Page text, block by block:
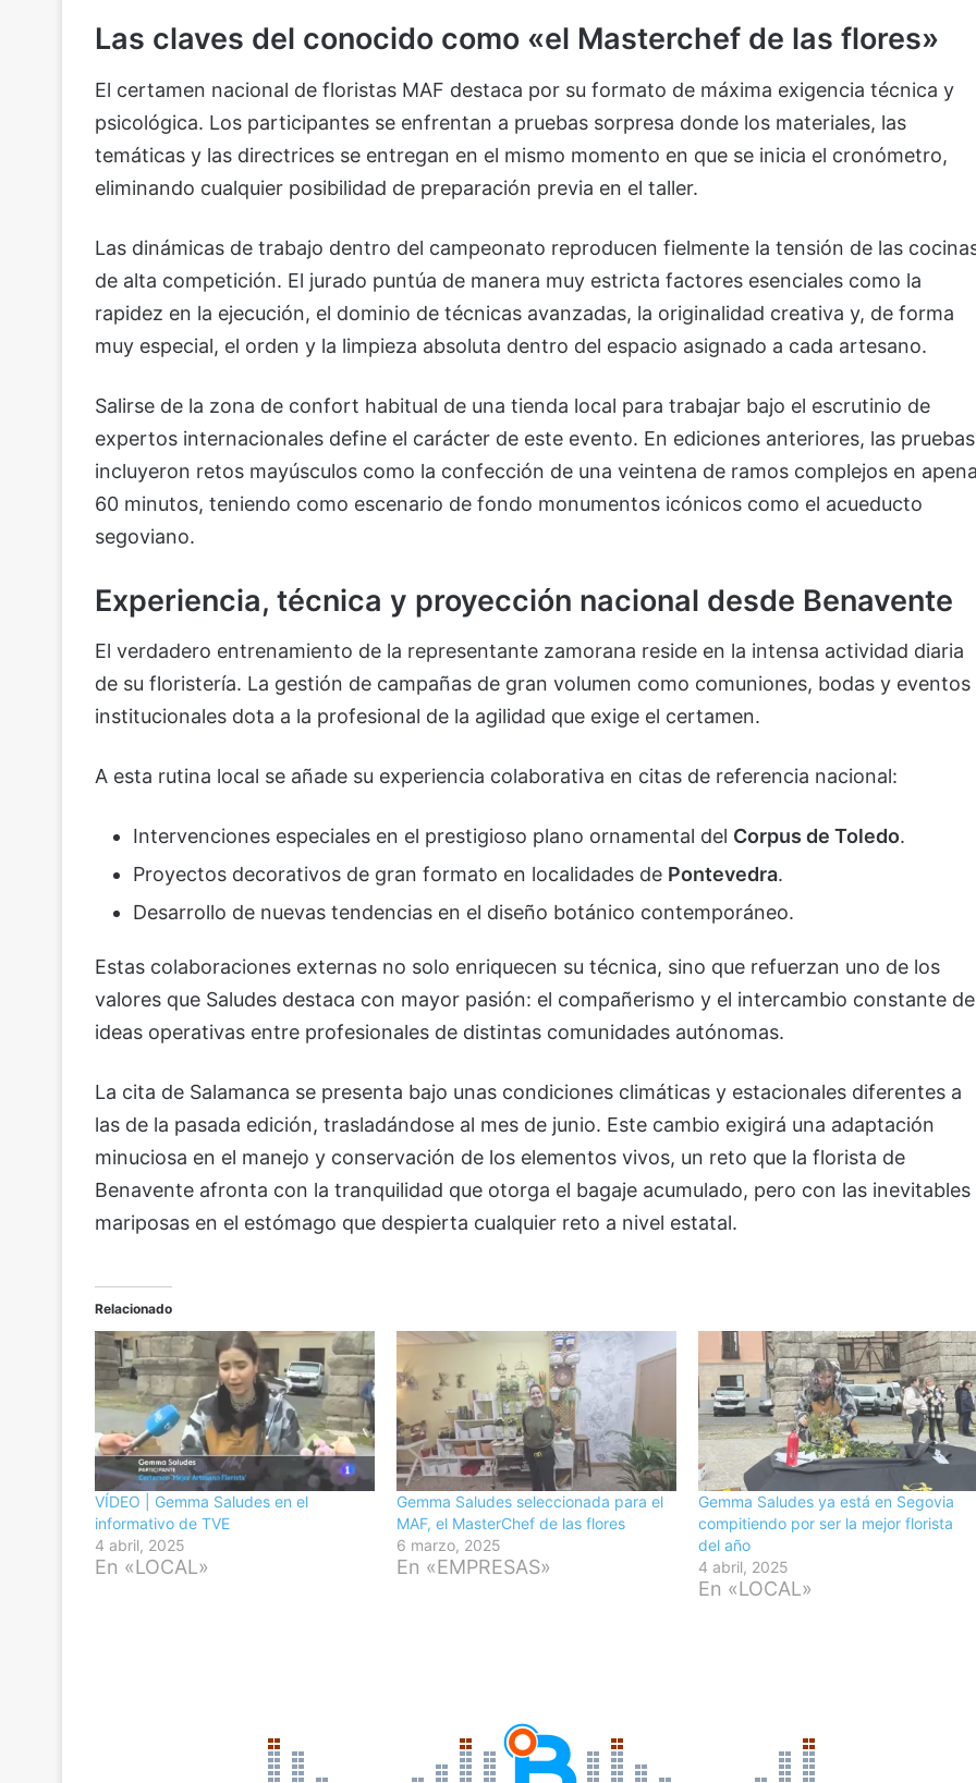
Las claves del conocido como «el Masterchef de las flores»
El certamen nacional de floristas MAF destaca por su formato de máxima exigencia técnica y
psicológica. Los participantes se enfrentan a pruebas sorpresa donde los materiales, las
temáticas y las directrices se entregan en el mismo momento en que se inicia el cronómetro,
eliminando cualquier posibilidad de preparación previa en el taller.
Las dinámicas de trabajo dentro del campeonato reproducen fielmente la tensión de las
de alta competición. El jurado puntúa de manera muy estricta factores esenciales como la
rapidez en la ejecución, el dominio de técnicas avanzadas, la originalidad creativa y, de forma
muy especial, el orden y la limpieza absoluta dentro del espacio asignado a cada artesano.
Salirse de la zona de confort habitual de una tienda local para trabajar bajo el escrutinio de
expertos internacionales define el carácter de este evento. En ediciones anteriores, las pruebas
incluyeron retos mayúsculos como la confección de una veintena de ramos complejos en
60 minutos, teniendo como escenario de fondo monumentos icónicos como el acueducto
segoviano.
Experiencia, técnica y proyección nacional desde Benavente
El verdadero entrenamiento de la representante zamorana reside en la intensa actividad diaria
de su floristería. La gestión de campañas de gran volumen como comuniones, bodas y eventos
institucionales dota a la profesional de la agilidad que exige el certamen.
A esta rutina local se añade su experiencia colaborativa en citas de referencia nacional:
Intervenciones especiales en el prestigioso plano ornamental del Corpus de Toledo.
Proyectos decorativos de gran formato en localidades de Pontevedra.
Desarrollo de nuevas tendencias en el diseño botánico contemporáneo.
Estas colaboraciones externas no solo enriquecen su técnica, sino que refuerzan uno de los
valores que Saludes destaca con mayor pasión: el compañerismo y el intercambio constante de
ideas operativas entre profesionales de distintas comunidades autónomas.
La cita de Salamanca se presenta bajo unas condiciones climáticas y estacionales diferentes a
las de la pasada edición, trasladándose al mes de junio. Este cambio exigirá una adaptación
minuciosa en el manejo y conservación de los elementos vivos, un reto que la florista de
Benavente afronta con la tranquilidad que otorga el bagaje acumulado, pero con las inevitables
mariposas en el estómago que despierta cualquier reto a nivel estatal.
Relacionado
VÍDEO | Gemma Saludes en el
informativo de TVE
4 abril, 2025
En «LOCAL»
Gemma Saludes seleccionada para el
MAF, el MasterChef de las flores
6 marzo, 2025
En «EMPRESAS»
Gemma Saludes ya está en Segovia
compitiendo por ser la mejor florista
del año
4 abril, 2025
En «LOCAL»